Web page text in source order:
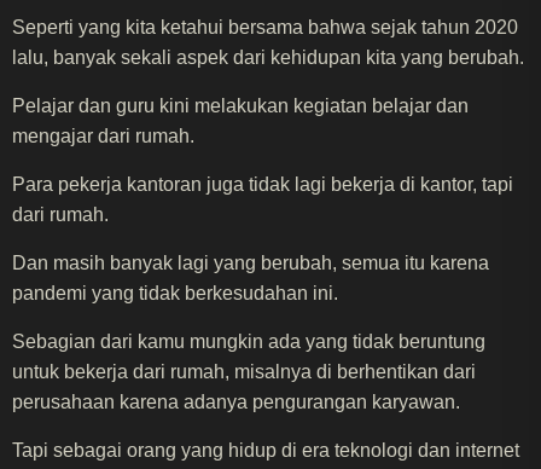
Seperti yang kita ketahui bersama bahwa sejak tahun 2020
lalu, banyak sekali aspek dari kehidupan kita yang berubah.
Pelajar dan guru kini melakukan kegiatan belajar dan
mengajar dari rumah.
Para pekerja kantoran juga tidak lagi bekerja di kantor, tapi
dari rumah.
Dan masih banyak lagi yang berubah, semua itu karena
pandemi yang tidak berkesudahan ini.
Sebagian dari kamu mungkin ada yang tidak beruntung
untuk bekerja dari rumah, misalnya di berhentikan dari
perusahaan karena adanya pengurangan karyawan.
Tapi sebagai orang yang hidup di era teknologi dan internet